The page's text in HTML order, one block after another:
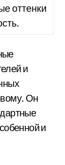
оттенки
и
Он
и